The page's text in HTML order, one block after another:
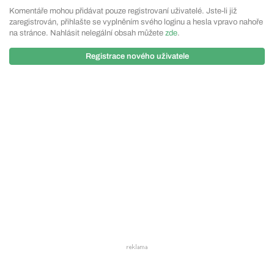
Komentáře mohou přidávat pouze registrovaní uživatelé. Jste-li již
zaregistrován, přihlašte se vyplněním svého loginu a hesla vpravo nahoře
na stránce. Nahlásit nelegální obsah můžete zde.
Registrace nového uživatele